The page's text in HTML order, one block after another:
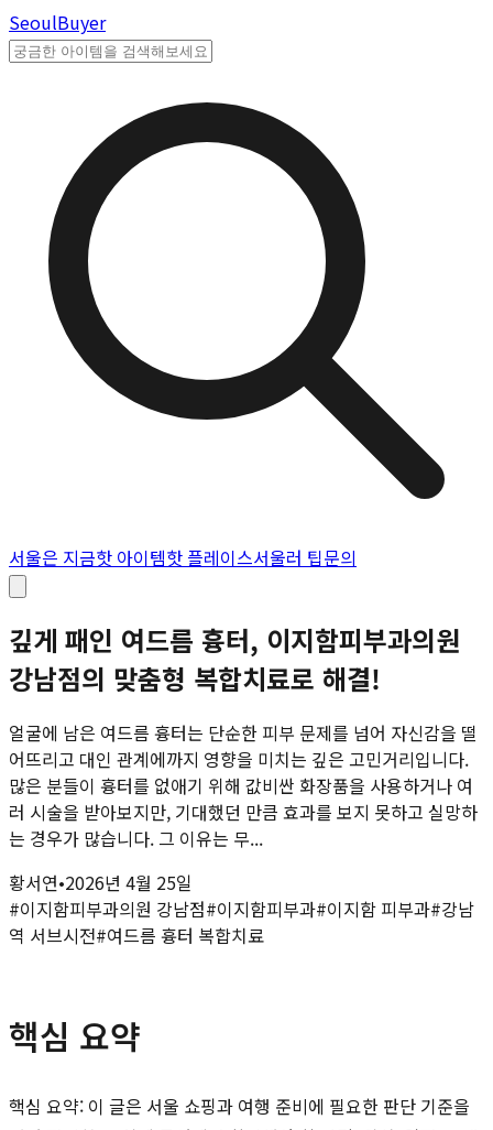
SeoulBuyer
서울은 지금핫 아이템핫 플레이스서울러 팁문의
깊게 패인 여드름 흉터, 이지함피부과의원
강남점의 맞춤형 복합치료로 해결!
얼굴에 남은 여드름 흉터는 단순한 피부 문제를 넘어 자신감을 떨
어뜨리고 대인 관계에까지 영향을 미치는 깊은 고민거리입니다.
많은 분들이 흉터를 없애기 위해 값비싼 화장품을 사용하거나 여
러 시술을 받아보지만, 기대했던 만큼 효과를 보지 못하고 실망하
는 경우가 많습니다. 그 이유는 무...
황서연•2026년 4월 25일
#이지함피부과의원 강남점#이지함피부과#이지함 피부과#강남
역 서브시전#여드름 흉터 복합치료
핵심 요약
핵심 요약: 이 글은 서울 쇼핑과 여행 준비에 필요한 판단 기준을